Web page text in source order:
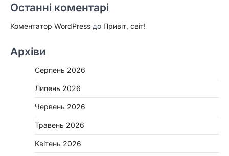
Останні коментарі
Коментатор WordPress до Привіт, світ!
Архіви
Серпень 2026
Липень 2026
Червень 2026
Травень 2026
Квітень 2026